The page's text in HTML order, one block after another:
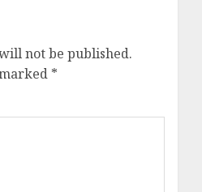
not be published.
*